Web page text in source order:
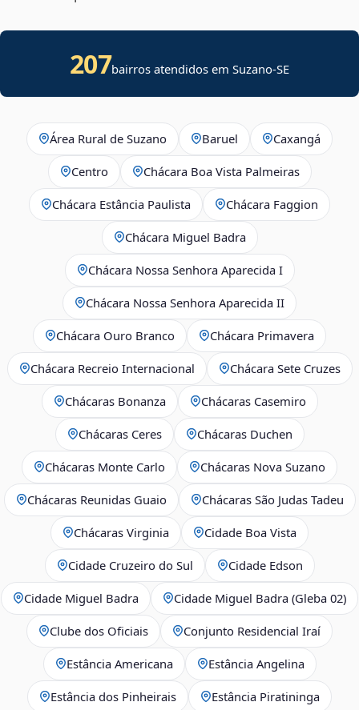
207bairros atendidos emSuzano-SE
Área Rural de Suzano Baruel Caxangá
Centro Chácara Boa Vista Palmeiras
Chácara Estância Paulista Chácara Faggion
Chácara Miguel Badra
Chácara Nossa Senhora Aparecida I
Chácara Nossa Senhora Aparecida II
Chácara Ouro Branco Chácara Primavera
Chácara Recreio Internacional Chácara Sete Cruzes
Chácaras Bonanza Chácaras Casemiro
Chácaras Ceres Chácaras Duchen
Chácaras Monte Carlo Chácaras Nova Suzano
Chácaras Reunidas Guaio Chácaras São Judas Tadeu
Chácaras Virginia Cidade Boa Vista
Cidade Cruzeiro do Sul Cidade Edson
Cidade Miguel Badra Cidade Miguel Badra (Gleba 02)
Clube dos Oficiais Conjunto Residencial Iraí
Estância Americana Estância Angelina
Estância dos Pinheirais Estância Piratininga